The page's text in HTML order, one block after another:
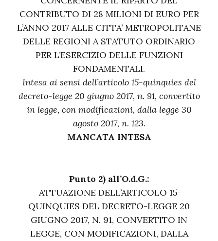
CONTRIBUTO DI 28 MILIONI DI EURO PER
L’ANNO 2017 ALLE CITTA’ METROPOLITANE
DELLE REGIONI A STATUTO ORDINARIO
PER L’ESERCIZIO DELLE FUNZIONI
FONDAMENTALI.
Intesa ai sensi dell’articolo 15-quinquies del
decreto-legge 20 giugno 2017, n. 91, convertito
in legge, con modificazioni, dalla legge 30
agosto 2017, n. 123.
MANCATA INTESA
Punto 2) all’O.d.G.:
ATTUAZIONE DELL’ARTICOLO 15-
QUINQUIES DEL DECRETO-LEGGE 20
GIUGNO 2017, N. 91, CONVERTITO IN
LEGGE, CON MODIFICAZIONI, DALLA